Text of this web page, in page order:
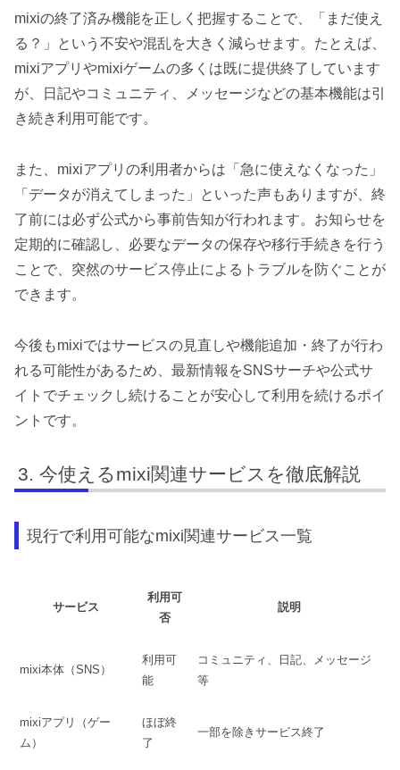
mixiの終了済み機能を正しく把握することで、「まだ使え
る？」という不安や混乱を大きく減らせます。たとえば、
mixiアプリやmixiゲームの多くは既に提供終了しています
が、日記やコミュニティ、メッセージなどの基本機能は引
き続き利用可能です。
また、mixiアプリの利用者からは「急に使えなくなった」
「データが消えてしまった」といった声もありますが、終
了前には必ず公式から事前告知が行われます。お知らせを
定期的に確認し、必要なデータの保存や移行手続きを行う
ことで、突然のサービス停止によるトラブルを防ぐことが
できます。
今後もmixiではサービスの見直しや機能追加・終了が行わ
れる可能性があるため、最新情報をSNSサーチや公式サ
イトでチェックし続けることが安心して利用を続けるポイ
ントです。
今使えるmixi関連サービスを徹底解説
現行で利用可能なmixi関連サービス一覧
サービス
利用可
否
説明
mixi本体（SNS）
利用可
能
コミュニティ、日記、メッセージ
等
mixiアプリ（ゲー
ム）
ほぼ終
了
一部を除きサービス終了